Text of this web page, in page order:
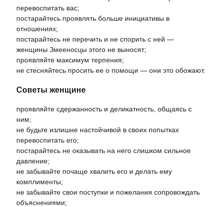
перевоспитать вас;
постарайтесь проявлять больше инициативы в
отношениях;
постарайтесь не перечить и не спорить с ней —
женщины Змееносцы этого не выносят;
проявляйте максимум терпения;
не стесняйтесь просить ее о помощи — они это обожают.
Советы женщине
проявляйте сдержанность и деликатность, общаясь с
ним;
не будьте излишне настойчивой в своих попытках
перевоспитать его;
постарайтесь не оказывать на него слишком сильное
давление;
не забывайте почаще хвалить его и делать ему
комплименты;
не забывайте свои поступки и пожелания сопровождать
объяснениями;